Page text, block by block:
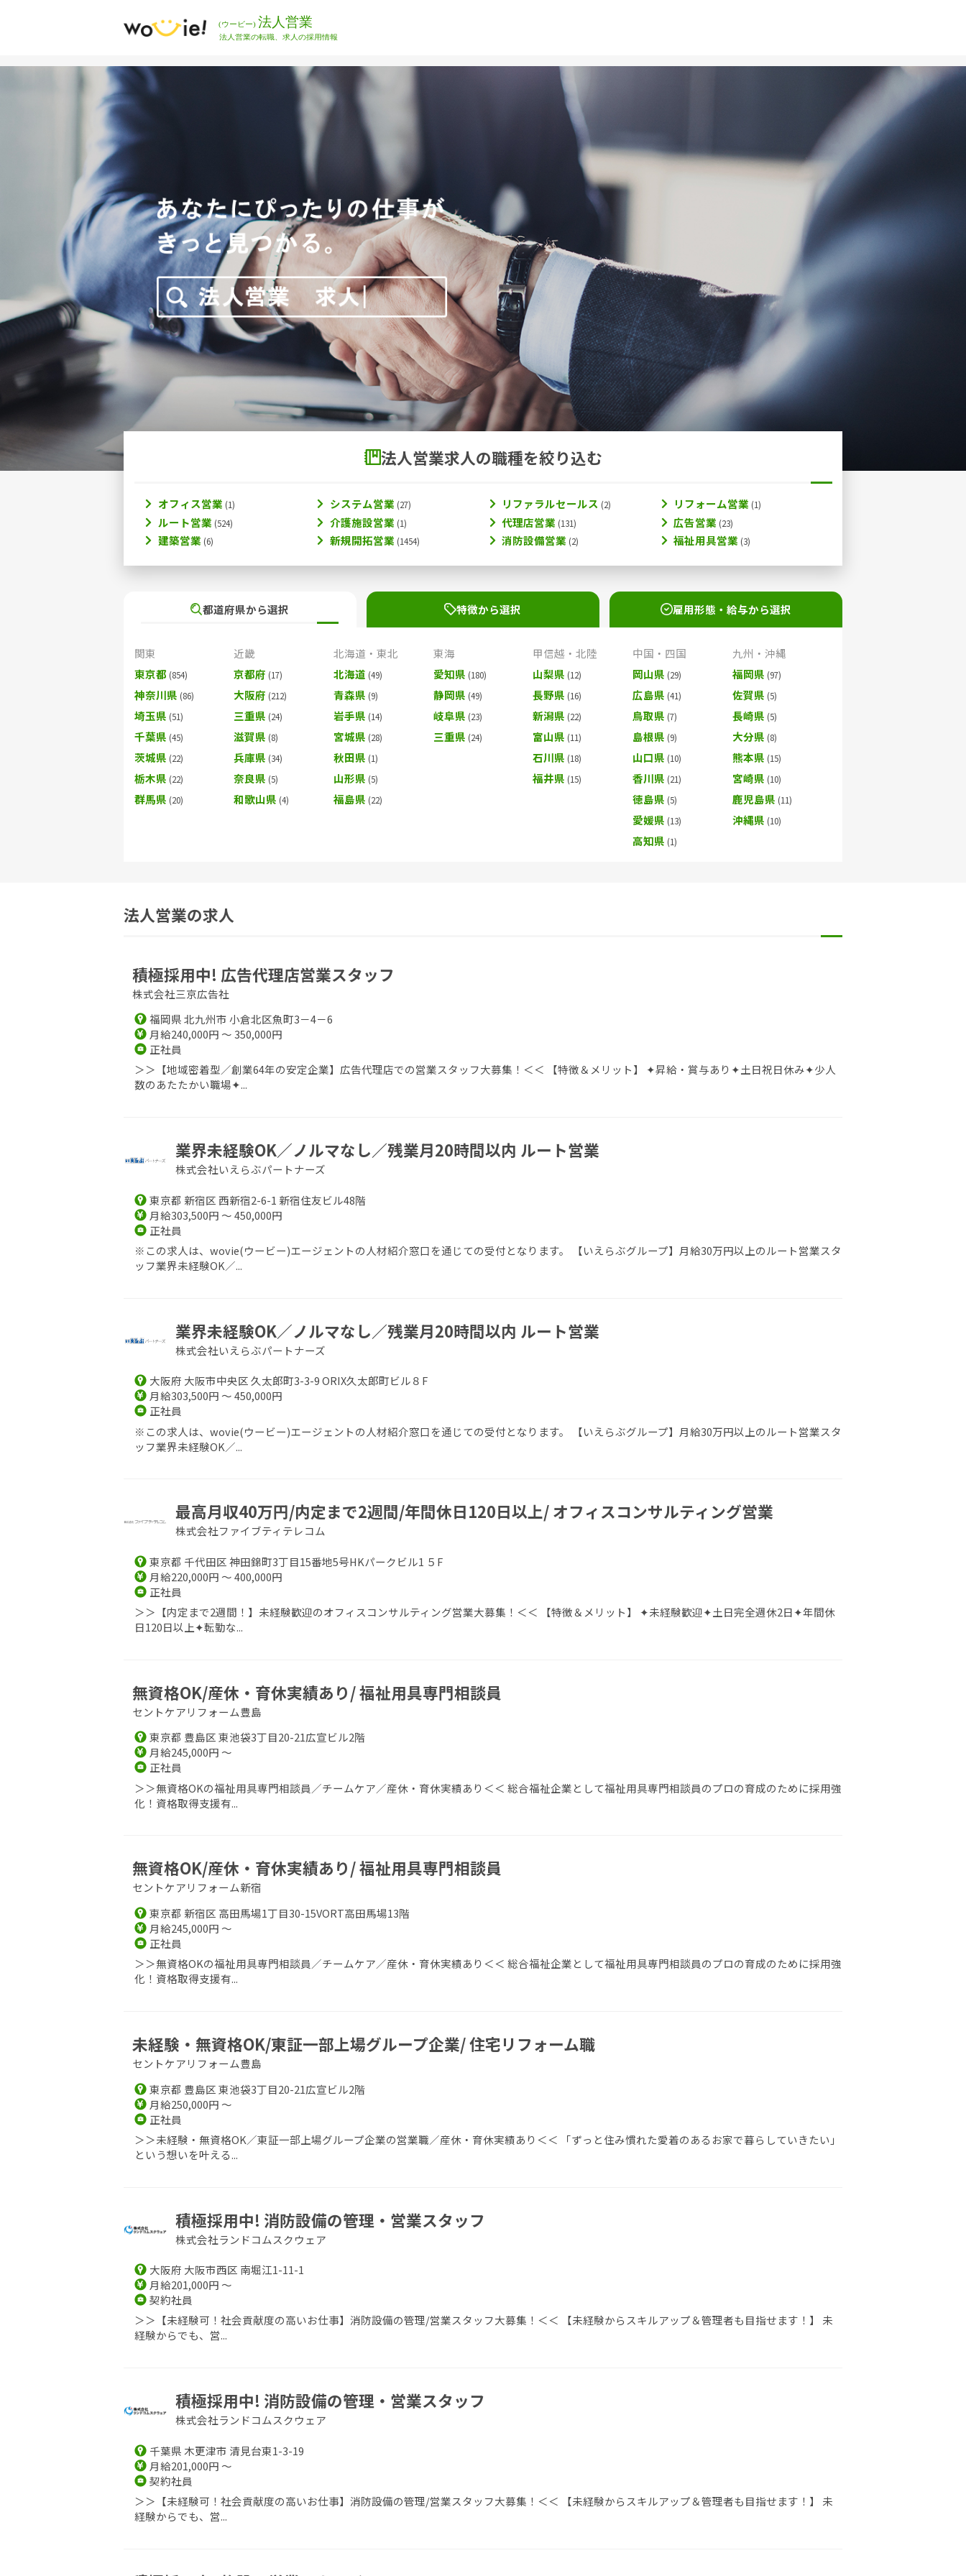
法人営業求人の職種を絞り込む
オフィス営業 システム営業 リファラルセールス
リフォーム営業
ルート営業
介護施設営業 代理店営業
広告営業
建築営業
新規開拓営業 消防設備営業 福祉用具営業
都道府県から選択
関東
東京都
神奈川県
埼玉県
千葉県
茨城県
栃木県
群馬県
近畿
京都府
大阪府
三重県
滋賀県
兵庫県
奈良県
和歌山県
北海道・東北
北海道
青森県
岩手県
宮城県
秋田県
山形県
福島県
東海
愛知県
静岡県
岐阜県
三重県
甲信越・北陸
山梨県
長野県
新潟県
富山県
石川県
福井県
中国・四国
岡山県
広島県
鳥取県
島根県
山口県
香川県
徳島県
愛媛県
高知県
九州・沖縄
福岡県
佐賀県
長崎県
大分県
熊本県
宮崎県
鹿児島県
沖縄県
雇用形態・給与から選択
特徴から選択
法人営業の求人
積極採用中! 広告代理店営業スタッフ
株式会社三京広告社
福岡県 北九州市 小倉北区魚町3－4－6
月給240,000円 ～ 350,000円
正社員
＞＞【地域密着型／創業64年の安定企業】広告代理店での営業スタッフ大募集！＜＜ 【特徴＆メリット】 ✦昇給・賞与あり✦土日祝日休み✦少人
数のあたたかい職場✦...
業界未経験OK／ノルマなし／残業月20時間以内 ルート営業
株式会社いえらぶパートナーズ
東京都 新宿区 西新宿2-6-1 新宿住友ビル48階
月給303,500円 ～ 450,000円
正社員
※この求人は、wovie(ウービー)エージェントの人材紹介窓口を通じての受付となります。 【いえらぶグループ】月給30万円以上のルート営業スタ
ッフ業界未経験OK／...
業界未経験OK／ノルマなし／残業月20時間以内 ルート営業
株式会社いえらぶパートナーズ
大阪府 大阪市中央区 久太郎町3-3-9 ORIX久太郎町ビル８F
月給303,500円 ～ 450,000円
正社員
※この求人は、wovie(ウービー)エージェントの人材紹介窓口を通じての受付となります。 【いえらぶグループ】月給30万円以上のルート営業スタ
ッフ業界未経験OK／...
最高月収40万円/内定まで2週間/年間休日120日以上/ オフィスコンサルティング営業
株式会社ファイブティテレコム
東京都 千代田区 神田錦町3丁目15番地5号HKパークビル1 ５F
月給220,000円 ～ 400,000円
正社員
＞＞【内定まで2週間！】未経験歓迎のオフィスコンサルティング営業大募集！＜＜ 【特徴＆メリット】 ✦未経験歓迎✦土日完全週休2日✦年間休
日120日以上✦転勤な...
無資格OK/産休・育休実績あり/ 福祉用具専門相談員
セントケアリフォーム豊島
東京都 豊島区 東池袋3丁目20-21広宣ビル2階
月給245,000円 ～
正社員
＞＞無資格OKの福祉用具専門相談員／チームケア／産休・育休実績あり＜＜ 総合福祉企業として福祉用具専門相談員のプロの育成のために採用強
化！資格取得支援有...
無資格OK/産休・育休実績あり/ 福祉用具専門相談員
セントケアリフォーム新宿
東京都 新宿区 高田馬場1丁目30-15VORT高田馬場13階
月給245,000円 ～
正社員
＞＞無資格OKの福祉用具専門相談員／チームケア／産休・育休実績あり＜＜ 総合福祉企業として福祉用具専門相談員のプロの育成のために採用強
化！資格取得支援有...
未経験・無資格OK/東証一部上場グループ企業/ 住宅リフォーム職
セントケアリフォーム豊島
東京都 豊島区 東池袋3丁目20-21広宣ビル2階
月給250,000円 ～
正社員
＞＞未経験・無資格OK／東証一部上場グループ企業の営業職／産休・育休実績あり＜＜ 「ずっと住み慣れた愛着のあるお家で暮らしていきたい」
という想いを叶える...
積極採用中! 消防設備の管理・営業スタッフ
株式会社ランドコムスクウェア
大阪府 大阪市西区 南堀江1-11-1
月給201,000円 ～
契約社員
＞＞【未経験可！社会貢献度の高いお仕事】消防設備の管理/営業スタッフ大募集！＜＜ 【未経験からスキルアップ＆管理者も目指せます！】 未
経験からでも、営...
積極採用中! 消防設備の管理・営業スタッフ
株式会社ランドコムスクウェア
千葉県 木更津市 清見台東1-3-19
月給201,000円 ～
契約社員
＞＞【未経験可！社会貢献度の高いお仕事】消防設備の管理/営業スタッフ大募集！＜＜ 【未経験からスキルアップ＆管理者も目指せます！】 未
経験からでも、営...